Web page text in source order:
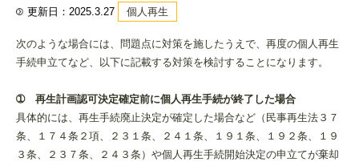
更新日：2025.3.27 個人再生
次のような場合には、問題点に対策を施したうえで、再度の個人再生
手続申立てなど、以下に記載する対策を検討することになります。
➀ 再生計画認可決定確定前に個人再生手続が終了した場合
具体的には、再生手続廃止決定が確定した場合など（民事再生法３７
条、１７４条２項、２３１条、２４１条、１９１条、１９２条、１９
３条、２３７条、２４３条）や個人再生手続開始決定の申立てが棄却